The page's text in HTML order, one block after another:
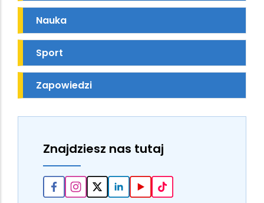
Nauka
Sport
Zapowiedzi
Znajdziesz nas tutaj